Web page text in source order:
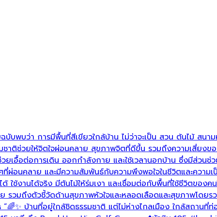
พบว่า การมีพื้นที่สีเขียวใกล้บ้าน ไม่ว่าจะเป็น สวน ต้นไม้ ส
าติช่วยให้จิตใจผ่อนคลาย สุขภาพจิตที่ดีขึ้น รวมถึงความเสี่ยงข
ยเอื้อต่อการเดิน ออกกำลังกาย และใช้เวลานอกบ้าน ซึ่งมีส่วน
ศที่ผ่อนคลาย และมีความสัมพันธ์กับความพึงพอใจในชีวิตและ
ช้งานได้จริง มีต้นไม้ให้ร่มเงา และเชื่อมต่อกับพื้นที่ใช้ชีวิตของ
วมถึงตัวชี้วัดด้านสุขภาพหัวใจและหลอดเลือดและสุขภาพโดยร
”🌈✨ บ้านที่อยู่ใกล้ชิดธรรมชาติ แต่ไม่ห่างไกลเมือง ใกล้สถา